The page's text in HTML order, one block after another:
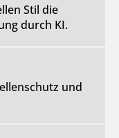
Stil die
durch KI.
und